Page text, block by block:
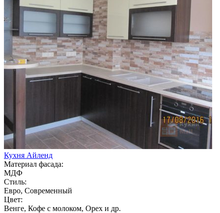
Кухня Айленд
Материал фасада:
МДФ
Стиль:
Евро, Современный
Цвет:
Венге, Кофе с молоком, Орех и др.